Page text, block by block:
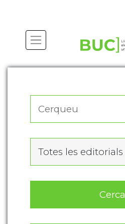
Totes les editorials
Cerca